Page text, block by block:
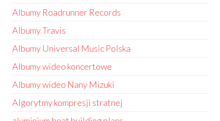
Albumy Roadrunner Records
Albumy Travis
Albumy Universal Music Polska
Albumy wideo koncertowe
Albumy wideo Nany Mizuki
Algorytmy kompresji stratnej